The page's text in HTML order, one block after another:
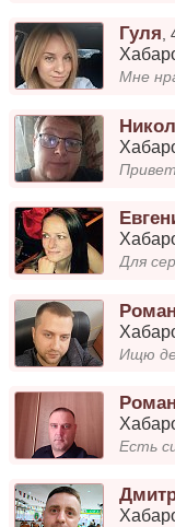
Гуля,
Для
Роман
Ищю
Роман
Есть